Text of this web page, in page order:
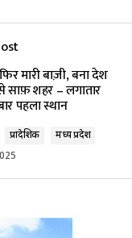
मारी बाज़ी, बना देश
शहर – लगातार
पहला स्थान
प्रादेशिक
मध्य प्रदेश